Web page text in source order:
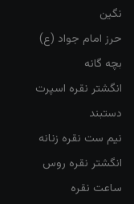
نگین
حرز امام جواد (ع)
بچه گانه
انگشتر نقره اسپرت
دستبند
نیم ست نقره زنانه
انگشتر نقره روس
ساعت نقره